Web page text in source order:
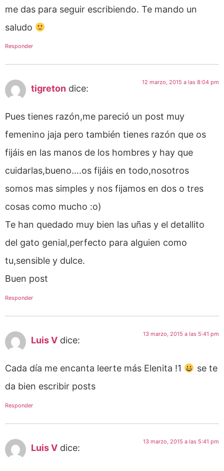
me das para seguir escribiendo. Te mando un
saludo
Responder
tigreton dice:
12 marzo, 2015 a las 8:04 pm
Pues tienes razón,me pareció un post muy
femenino jaja pero también tienes razón que os
fijáis en las manos de los hombres y hay que
cuidarlas,bueno….os fijáis en todo,nosotros
somos mas simples y nos fijamos en dos o tres
cosas como mucho :o)
Te han quedado muy bien las uñas y el detallito
del gato genial,perfecto para alguien como
tu,sensible y dulce.
Buen post
Responder
Luis V dice:
13 marzo, 2015 a las 5:41 pm
Cada día me encanta leerte más Elenita !1
se te
da bien escribir posts
Responder
Luis V dice:
13 marzo, 2015 a las 5:41 pm